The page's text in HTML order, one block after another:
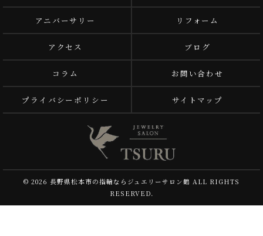
アニバーサリー リフォーム
アクセス ブログ
コラム お問い合わせ
プライバシーポリシー サイトマップ
© 2026 長野県松本市の指輪ならジュエリーサロン鶴 ALL RIGHTS
RESERVED.